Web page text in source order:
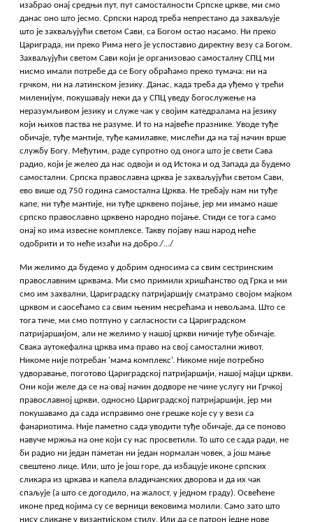
изабрао онај средњи пут, пут самосталности Српске цркве, ми смо
данас оно што јесмо. Српски народ треба непрестано да захваљује
што је захваљујући светом Сави, са Богом остао насамо. Ни преко
Цариграда, ни преко Рима него је успоставио директну везу са Богом.
Захваљујући светом Сави који је организовао самосталну СПЦ ми
нисмо имали потребе да се Богу обраћамо преко тумача: ни на
грчком, ни на латинском језику. Данас, када треба да уђемо у трећи
миленијум, покушавају неки да у СПЦ уведу богослужење на
неразумљивом језику и служе чак у својим катедралама на језику
који њихов паства не разуме. И то на највеће празнике. Уводе туђе
обичаје, туђе мантије, туђе камилавке, мислећи да на тај начин врше
службу Богу. Међутим, раде супротно од онога што је свети Сава
радио, који је желео да нас одвоји и од Истока и од Запада да будемо
самостални. Српска православна црква је захваљујући светом Сави,
ево више од 750 година самостална Црква. Не требају нам ни туђе
капе, ни туђе мантије, ни туђе црквено појање, јер ми имамо наше
српско православно црквено народно појање. Стиди се тога само
онај ко има извесне комплексе. Такву појаву наш народ неће
одобрити и то неће изаћи на добро./…/
Ми желимо да будемо у добрим односима са свим сестринским
православним црквама. Ми смо примили хришћанство од Грка и ми
смо им захвални, Цариградску патријаршију сматрамо својом мајком
црквом и саосећамо са свим њеним несрећама и невољама. Што се
тога тиче, ми смо потпуно у сагласности са Цариградском
патријаршијом, али не желимо у нашој цркви ничије туђе обичаје.
Свака аутокефална црква има право на свој самостални живот.
Никоме није потребан ‘мама комплекс’. Никоме није потребно
удворавање, поготово Цариградској патријаршији, нашој мајци цркви.
Они који желе да се на овај начин додворе не чине услугу ни Грчкој
православној цркви, односно Цариградској патријаршији, јер ми
покушавамо да сада исправимо оне грешке које су у вези са
фанариотима. Није паметно сада уводити туђе обичаје, да се поново
навуче мржња на оне који су нас просветили. То што се сада ради, не
би радио ни један паметан ни један нормалан човек, а још мање
свештено лице. Или, што је још горе, да избацује иконе српских
сликара из цркава и капела владичанских дворова и да их чак
спаљује (а што се догодило, на жалост, у једном граду). Освећене
иконе пред којима су се верници вековима молили. Само зато што
нису сликане у византијском стилу. Или да се патрон једне нове